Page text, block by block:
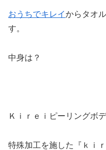
おうちでキレイからタオ
す。
中身は？
Ｋｉｒｅｉピーリングボ
特殊加工を施した『ｋｉ